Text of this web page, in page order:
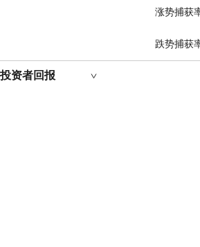
涨势捕获
跌势捕获
投资者回报